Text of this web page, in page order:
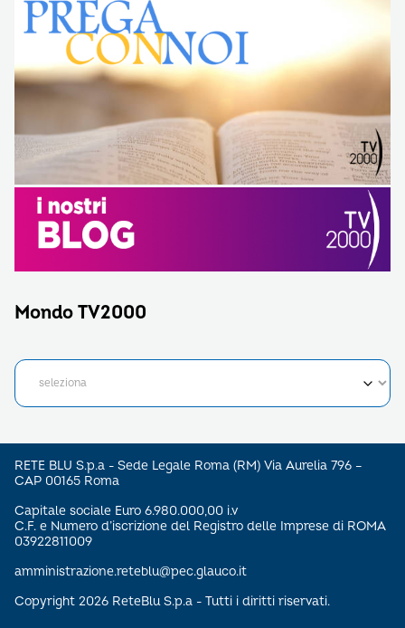
Mondo TV2000
RETE BLU S.p.a - Sede Legale Roma (RM) Via Aurelia 796 –
CAP 00165 Roma
Capitale sociale Euro 6.980.000,00 i.v
C.F. e Numero d’iscrizione del Registro delle Imprese di ROMA
03922811009
amministrazione.reteblu@pec.glauco.it
Copyright 2026 ReteBlu S.p.a - Tutti i diritti riservati.